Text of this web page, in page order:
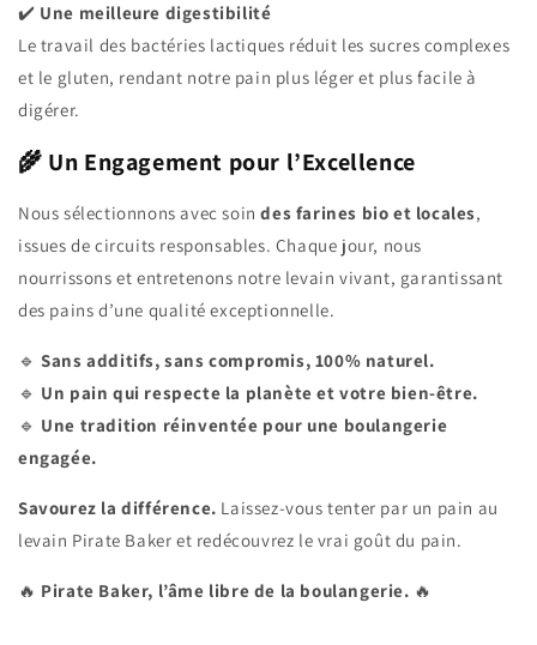
✔️ Une meilleure digestibilité
Le travail des bactéries lactiques réduit les sucres complexes
et le gluten, rendant notre pain plus léger et plus facile à
digérer.
🌾 Un Engagement pour l’Excellence
Nous sélectionnons avec soindes farines bio et locales,
issues de circuits responsables. Chaque jour, nous
nourrissons et entretenons notre levain vivant, garantissant
des pains d’une qualité exceptionnelle.
🔹Sans additifs, sans compromis, 100% naturel.
🔹 Un pain qui respecte la planète et votre bien-être.
🔹 Une tradition réinventée pour une boulangerie
engagée.
Savourez la différence. Laissez-vous tenter par un pain au
levain Pirate Baker et redécouvrez le vrai goût du pain.
🔥 Pirate Baker, l’âme libre de la boulangerie. 🔥